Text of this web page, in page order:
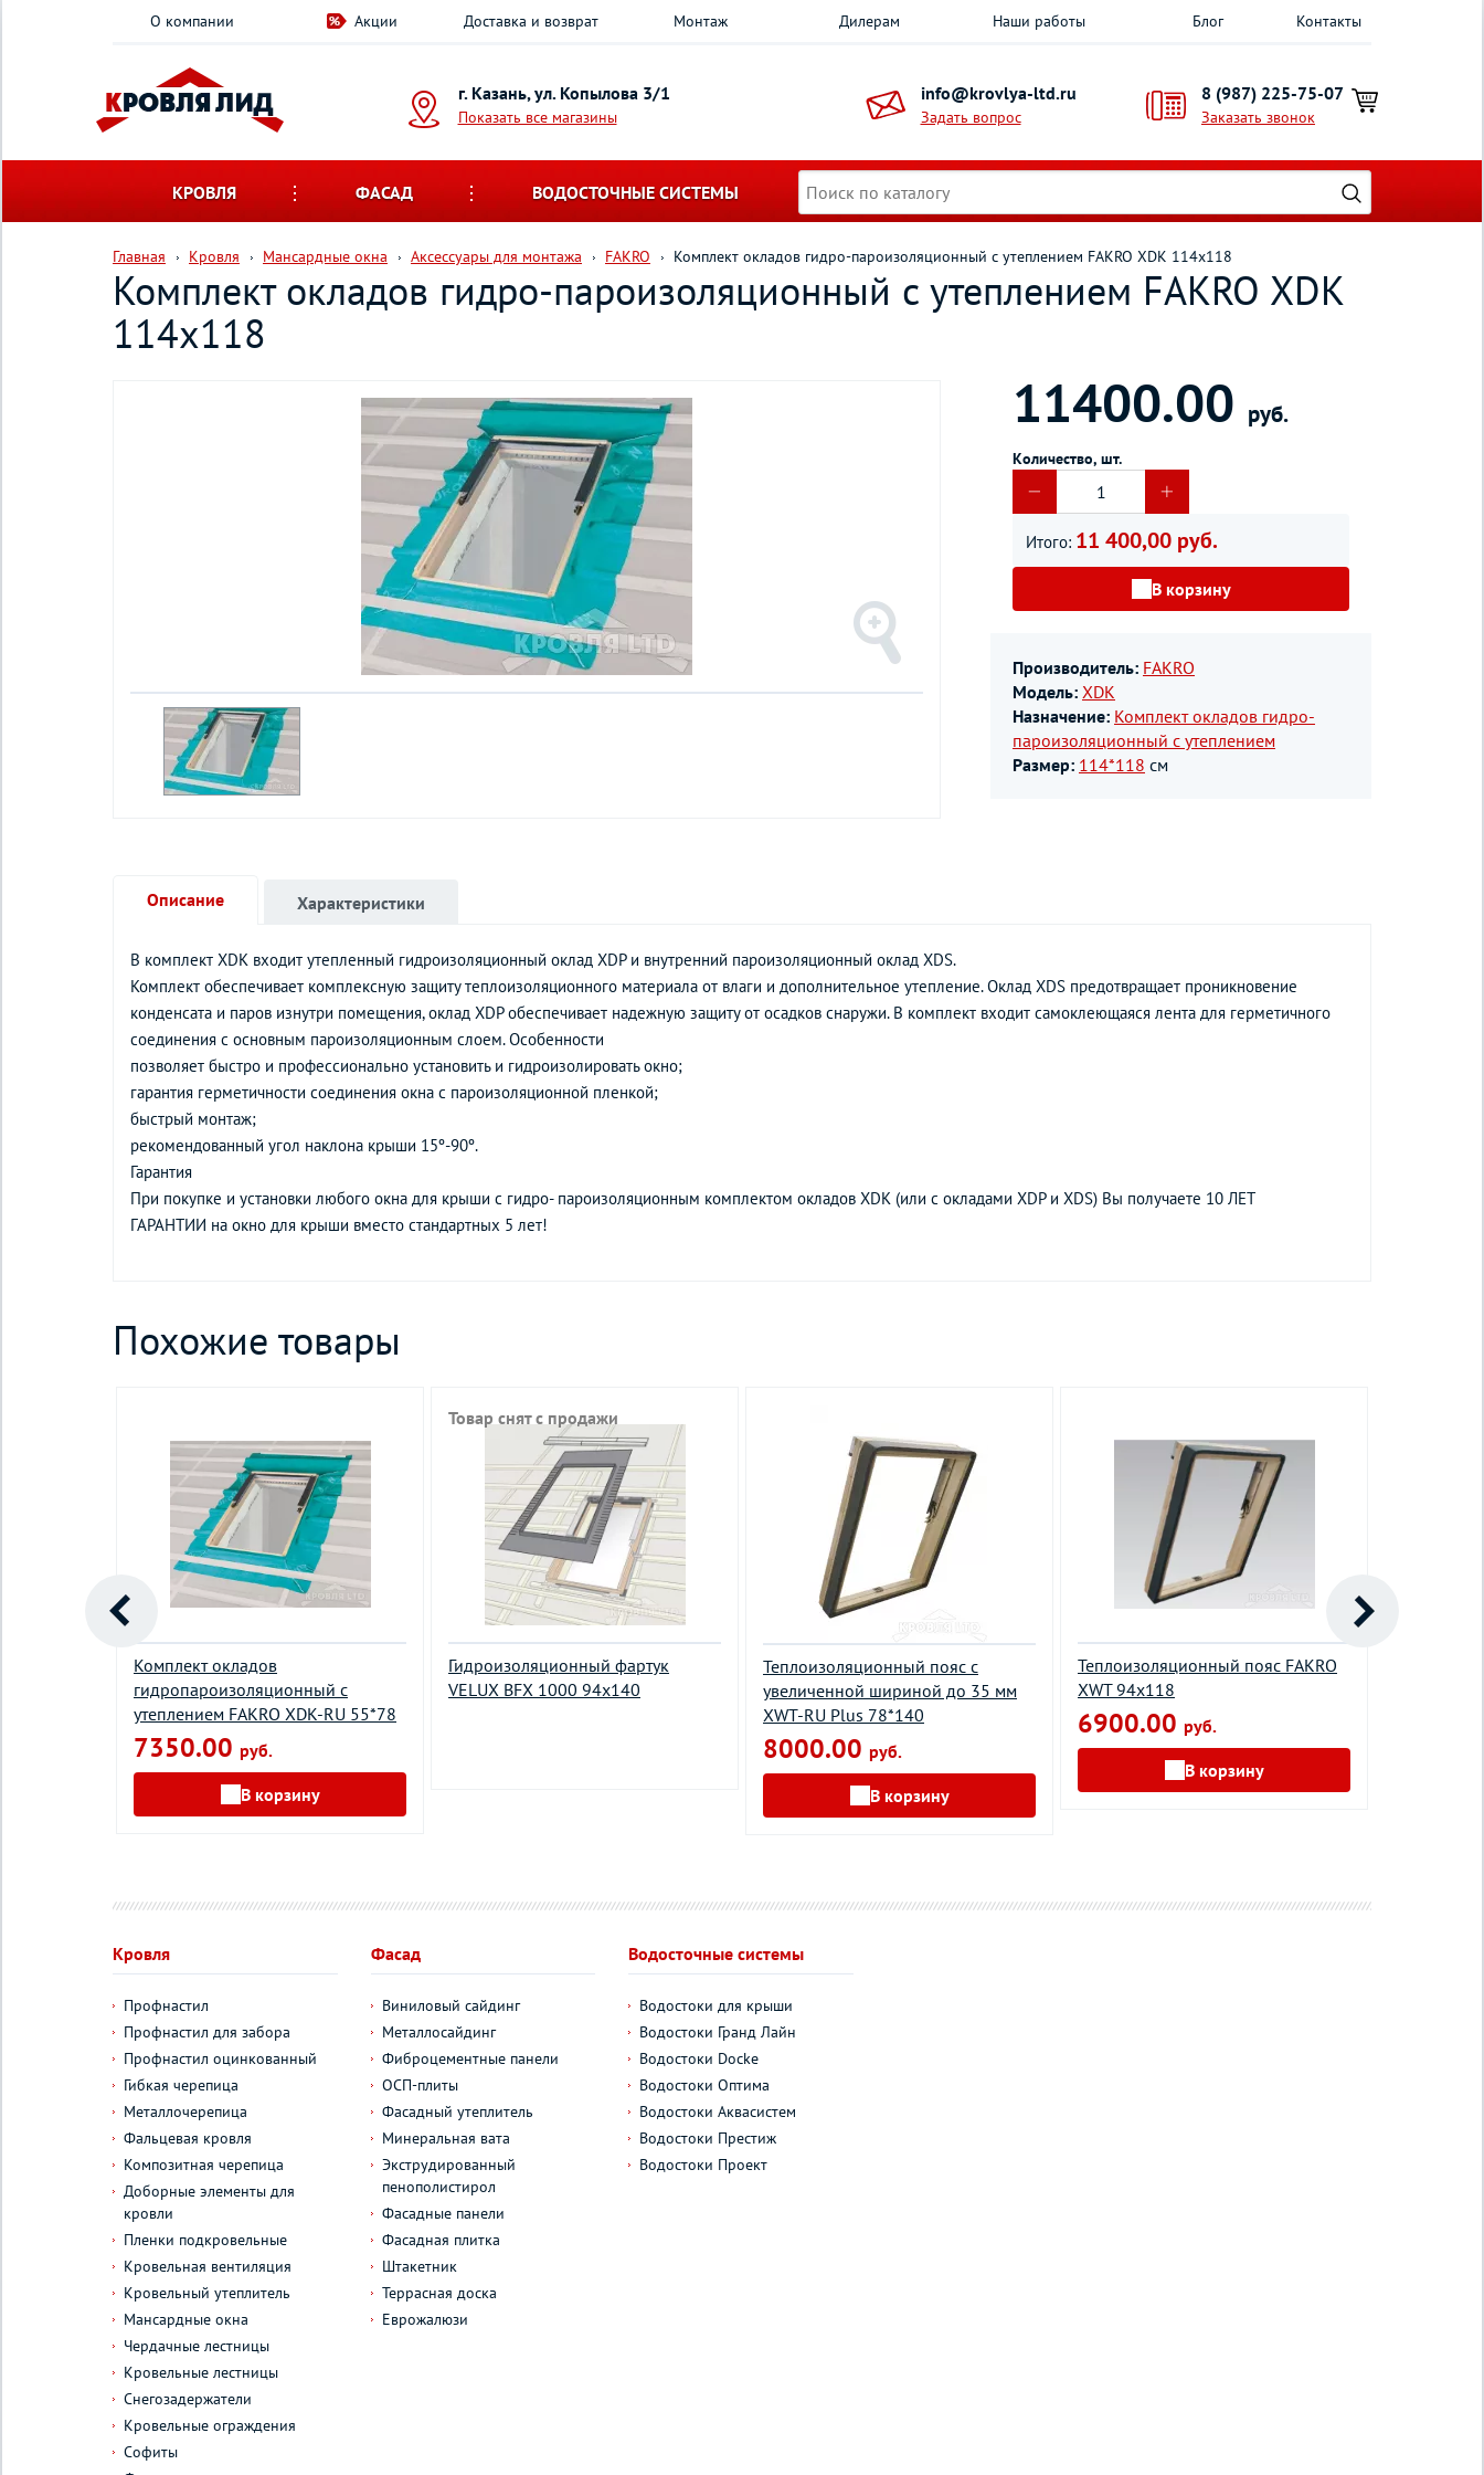
О компании Акции Доставка и возврат Монтаж Дилерам Наши работы Блог Контакты
г. Казань, ул. Копылова 3/1
Показать все магазины
info@krovlya-ltd.ru
Задать вопрос
8 (987) 225-75-07
Заказать звонок
КРОВЛЯ ФАСАД ВОДОСТОЧНЫЕ СИСТЕМЫ
Главная Кровля Мансардные окна Аксессуары для монтажа FAKRO Комплект окладов гидро-пароизоляционный c утеплением FAKRO XDK 114х118
Комплект окладов гидро-пароизоляционный c утеплением FAKRO XDK
114х118
11400.00 руб.
Количество, шт.
Итого: 11 400,00 руб.
В корзину
Производитель: FAKRO
Модель: XDK
Назначение: Комплект окладов гидро-
пароизоляционный c утеплением
Размер: 114*118 см
Описание
В комплект XDK входит утепленный гидроизоляционный оклад XDP и внутренний пароизоляционный оклад XDS.
Комплект обеспечивает комплексную защиту теплоизоляционного материала от влаги и дополнительное утепление. Оклад XDS предотвращает проникновение
конденсата и паров изнутри помещения, оклад XDP обеспечивает надежную защиту от осадков снаружи. В комплект входит самоклеющаяся лента для герметичного
соединения с основным пароизоляционным слоем. Особенности
позволяет быстро и профессионально установить и гидроизолировать окно;
гарантия герметичности соединения окна с пароизоляционной пленкой;
быстрый монтаж;
рекомендованный угол наклона крыши 15º-90º.
Гарантия
При покупке и установки любого окна для крыши с гидро- пароизоляционным комплектом окладов XDK (или с окладами XDP и XDS) Вы получаете 10 ЛЕТ
ГАРАНТИИ на окно для крыши вместо стандартных 5 лет!
Характеристики
Похожие товары
Комплект окладов
гидропароизоляционный c
утеплением FAKRO XDK-RU 55*78
7350.00 руб.
В корзину
Гидроизоляционный фартук
VELUX BFX 1000 94х140
Товар снят с продажи
Теплоизоляционный пояс с
увеличенной шириной до 35 мм
XWT-RU Plus 78*140
8000.00 руб.
В корзину
Теплоизоляционный пояс FAKRO
XWT 94х118
6900.00 руб.
В корзину
Кровля
Профнастил
Профнастил для забора
Профнастил оцинкованный
Гибкая черепица
Металлочерепица
Фальцевая кровля
Композитная черепица
Доборные элементы для
кровли
Пленки подкровельные
Кровельная вентиляция
Кровельный утеплитель
Мансардные окна
Чердачные лестницы
Кровельные лестницы
Снегозадержатели
Кровельные ограждения
Софиты
Фасад
Виниловый сайдинг
Металлосайдинг
Фиброцементные панели
ОСП-плиты
Фасадный утеплитель
Минеральная вата
Экструдированный
пенополистирол
Фасадные панели
Фасадная плитка
Штакетник
Террасная доска
Еврожалюзи
Водосточные системы
Водостоки для крыши
Водостоки Гранд Лайн
Водостоки Docke
Водостоки Оптима
Водостоки Аквасистем
Водостоки Престиж
Водостоки Проект